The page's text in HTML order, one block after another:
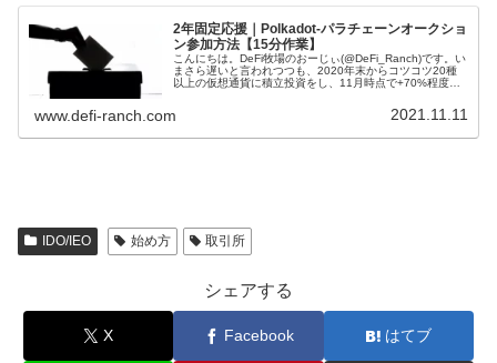
2年固定応援｜Polkadot-パラチェーンオークショ
ン参加方法【15分作業】
こんにちは。DeFi牧場のおーじぃ(@DeFi_Ranch)です。い
まさら遅いと言われつつも、2020年末からコツコツ20種
以上の仮想通貨に積立投資をし、11月時点で+70%程度の
www.defi-ranch.com 2021.11.11
IDO/IEO 始め方 取引所
シェアする
X Facebook はてブ